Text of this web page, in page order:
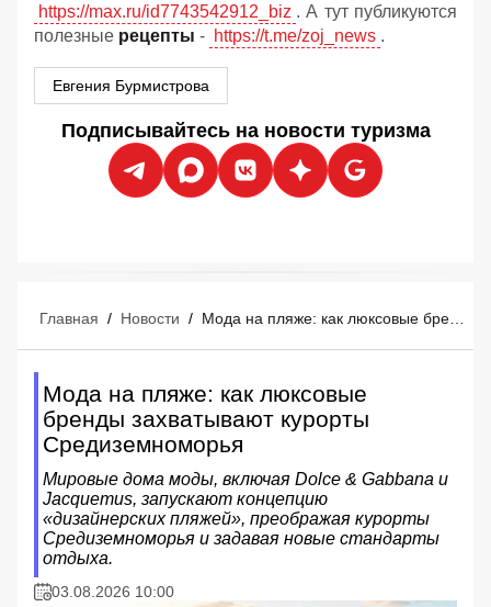
https://max.ru/id7743542912_biz . А тут публикуются
полезные рецепты - https://t.me/zoj_news .
Евгения Бурмистрова
Подписывайтесь на новости туризма
Главная / Новости /
Мода на пляже: как люксовые
бренды захватывают курорты
Средиземноморья
Мировые дома моды, включая Dolce & Gabbana и
Jacquemus, запускают концепцию
«дизайнерских пляжей», преображая курорты
Средиземноморья и задавая новые стандарты
отдыха.
03.08.2026 10:00